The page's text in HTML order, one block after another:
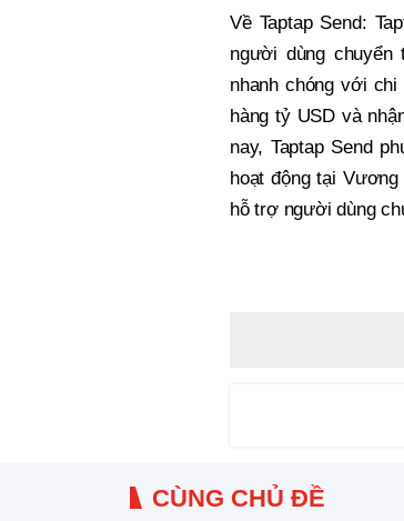
Về Taptap Send:
người dùng
nhanh chóng với
hàng tỷ USD và
nay, Taptap Send
hoạt động tại
hỗ trợ người dùng
CÙNG CHỦ ĐỀ